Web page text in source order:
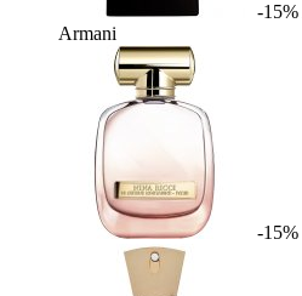
-15%
Armani
-15%